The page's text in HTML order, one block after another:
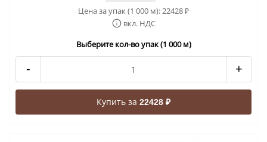
Цена за упак (1 000 м):22428₽
вкл. НДС
Выберите кол-во упак (1 000 м)
- +
Купить за 22428 ₽